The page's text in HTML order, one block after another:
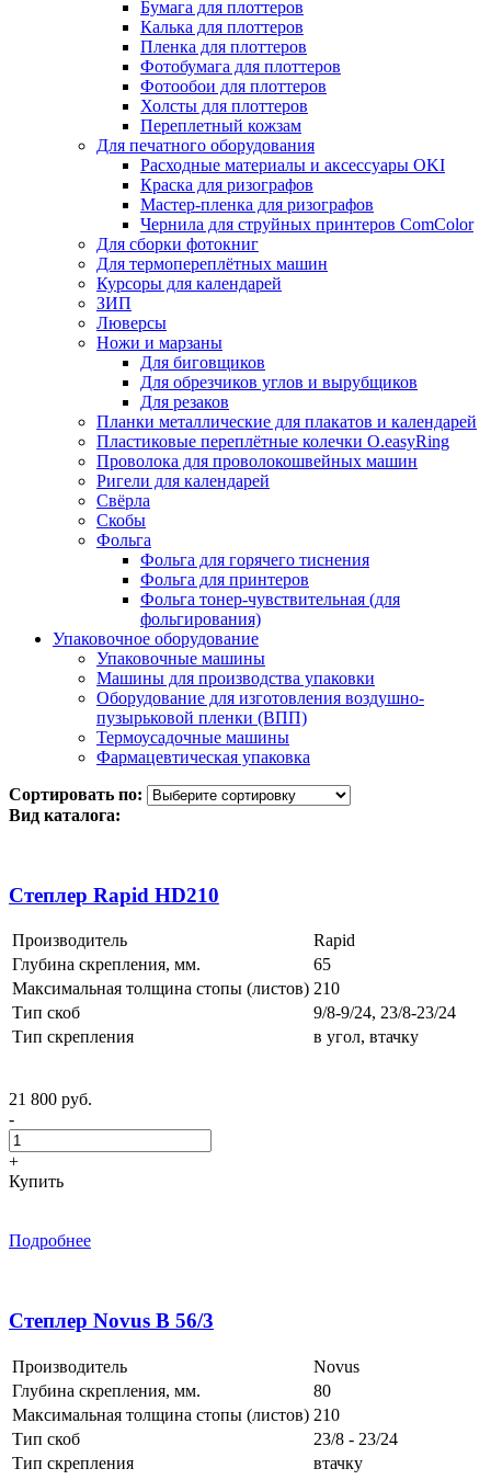
Бумага для плоттеров
Калька для плоттеров
Пленка для плоттеров
Фотобумага для плоттеров
Фотообои для плоттеров
Холсты для плоттеров
Переплетный кожзам
Для печатного оборудования
Расходные материалы и аксессуары OKI
Краска для ризографов
Мастер-пленка для ризографов
Чернила для струйных принтеров ComColor
Для сборки фотокниг
Для термопереплётных машин
Курсоры для календарей
ЗИП
Люверсы
Ножи и марзаны
Для биговщиков
Для обрезчиков углов и вырубщиков
Для резаков
Планки металлические для плакатов и календарей
Пластиковые переплётные колечки O.easyRing
Проволока для проволокошвейных машин
Ригели для календарей
Свёрла
Скобы
Фольга
Фольга для горячего тиснения
Фольга для принтеров
Фольга тонер-чувствительная (для
фольгирования)
Упаковочное оборудование
Упаковочные машины
Машины для производства упаковки
Оборудование для изготовления воздушно-
пузырьковой пленки (ВПП)
Термоусадочные машины
Фармацевтическая упаковка
Сортировать по:
Вид каталога:
Степлер Rapid HD210
Производитель
Rapid
Глубина скрепления, мм.
65
Максимальная толщина стопы (листов) 210
Тип скоб
9/8-9/24, 23/8-23/24
Тип скрепления
в угол, втачку
21 800 руб.
-
+
Купить
Подробнее
Степлер Novus B 56/3
Производитель
Novus
Глубина скрепления, мм.
80
Максимальная толщина стопы (листов) 210
Тип скоб
23/8 - 23/24
Тип скрепления
втачку